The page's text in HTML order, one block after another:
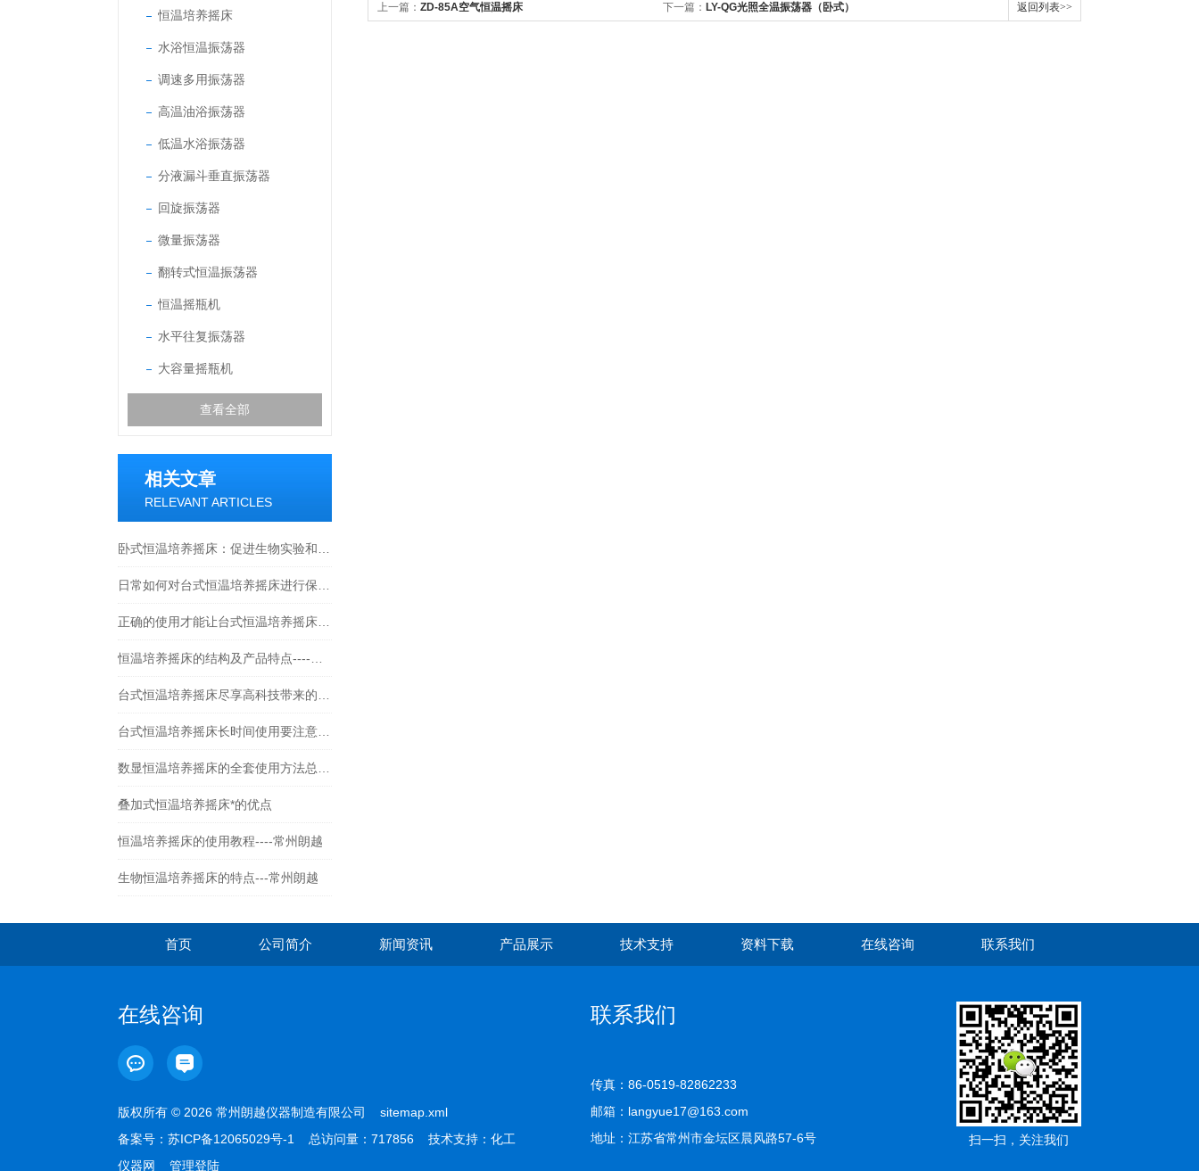
恒温培养摇床
水浴恒温振荡器
调速多用振荡器
高温油浴振荡器
低温水浴振荡器
分液漏斗垂直振荡器
回旋振荡器
微量振荡器
翻转式恒温振荡器
恒温摇瓶机
水平往复振荡器
大容量摇瓶机
查看全部
相关文章
RELEVANT ARTICLES
叠加式恒温培养摇床*的优点
恒温培养摇床的使用教程----常州朗越
生物恒温培养摇床的特点---常州朗越
上一篇： ZD-85A空气恒温摇床 下一篇： LY-QG光照全温振荡器（卧式） 返回列表>>
首页 公司简介 新闻资讯 产品展示 技术支持 资料下载 在线咨询 联系我们
在线咨询
版权所有 © 2026 常州朗越仪器制造有限公司 sitemap.xml
备案号： 苏ICP备12065029号-1 总访问量：717856 技术支持： 化工
仪器网
管理登陆
联系我们
传真：86-0519-82862233
邮箱：langyue17@163.com
地址：江苏省常州市金坛区晨风路57-6号
扫一扫，关注我们